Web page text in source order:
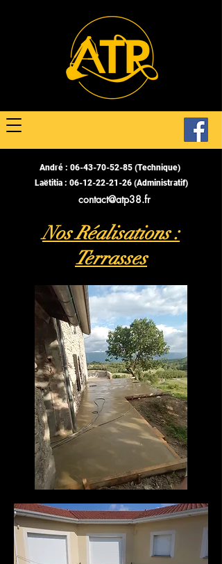
contact@atp38.fr
André : 06-43-70-52-85 (Technique)
Laëtitia : 06-12-22-21-26(Administratif)
Nos Réalisations :
Terrasses